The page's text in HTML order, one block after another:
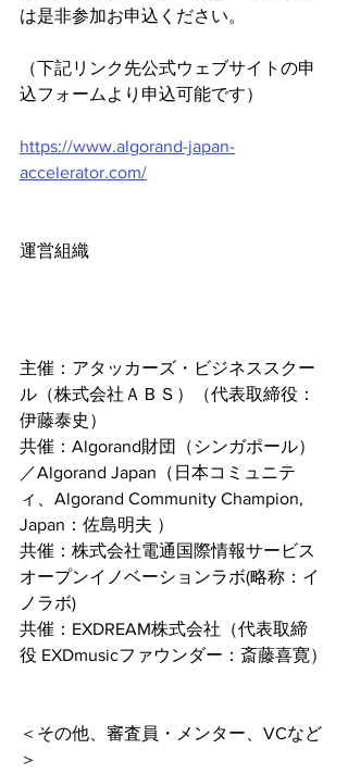
は是非参加お申込ください。
（下記リンク先公式ウェブサイトの申
込フォームより申込可能です）
https://www.algorand-japan-
accelerator.com/
運営組織
主催：アタッカーズ・ビジネススクー
ル（株式会社ＡＢＳ）（代表取締役：
伊藤泰史）
共催：Algorand財団（シンガポール）
／Algorand Japan（日本コミュニテ
ィ、Algorand Community Champion,
Japan：佐島明夫 ）
共催：株式会社電通国際情報サービス
オープンイノベーションラボ(略称：イ
ノラボ)
共催：EXDREAM株式会社（代表取締
役 EXDmusicファウンダー：斎藤喜寛）
＜その他、審査員・メンター、VCなど
＞